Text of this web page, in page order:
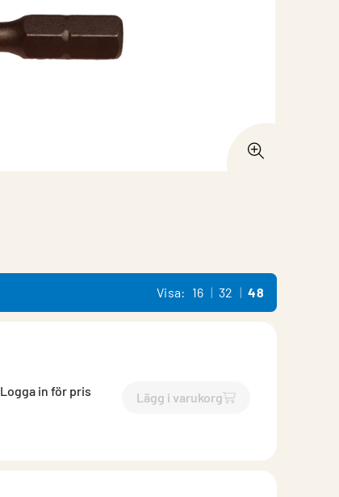
Visa: 16 32 48
Logga in för pris Lägg i varukorg
`$Lägg till